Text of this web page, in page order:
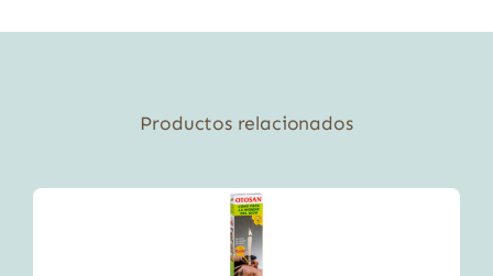
Productos relacionados